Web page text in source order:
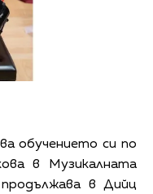
обучението си по
в Музикалната
в Дийц